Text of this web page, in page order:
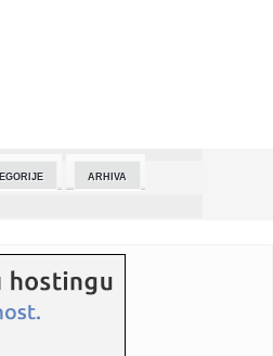
Olimpiju: Sve što treba da znate o
protiv melanoma, besplatni pregledi u
ARHIVA